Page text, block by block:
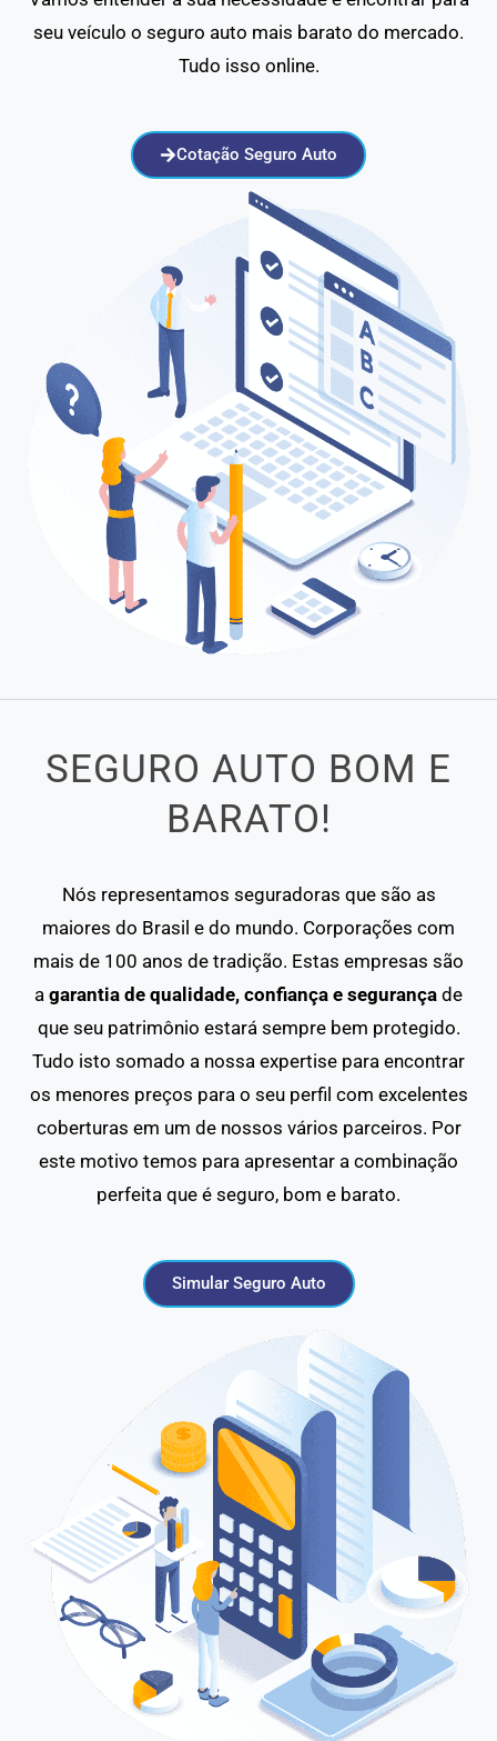
seu veículo o seguro auto mais barato do mercado.
Tudo isso online.
Cotação Seguro Auto
SEGURO AUTO BOM E
BARATO!
Nós representamos seguradoras que são as
maiores do Brasil e do mundo. Corporações com
mais de 100 anos de tradição. Estas empresas são
a garantia de qualidade, confiança e segurança de
que seu patrimônio estará sempre bem protegido.
Tudo isto somado a nossa expertise para encontrar
os menores preços para o seu perfil com excelentes
coberturas em um de nossos vários parceiros. Por
este motivo temos para apresentar a combinação
perfeita que é seguro, bom e barato.
Simular Seguro Auto